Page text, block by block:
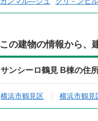
この建物の情報から、
サンシーロ鶴見 B棟の住
横浜市鶴見区 横浜市鶴見